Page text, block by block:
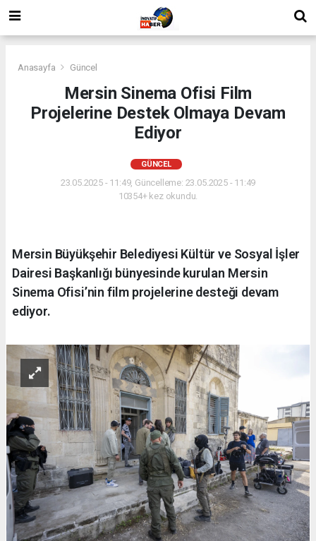
Anasayfa Güncel
Mersin Sinema Ofisi Film
Projelerine Destek Olmaya Devam
Ediyor
GÜNCEL
23.05.2025 - 11:49, Güncelleme: 23.05.2025 - 11:49
10354+ kez okundu.
Mersin Büyükşehir Belediyesi Kültür ve Sosyal İşler
Dairesi Başkanlığı bünyesinde kurulan Mersin
Sinema Ofisi’nin film projelerine desteği devam
ediyor.